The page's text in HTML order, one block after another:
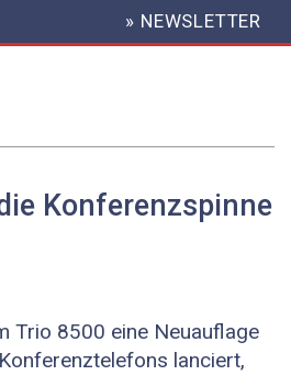
HEADER
MENU
» NEWSLETTER
Konferenzspinne
Trio 8500 eine Neuauflage
lanciert,